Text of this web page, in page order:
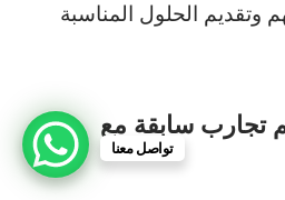
وتقديم الحلول المناسبة
تجارب سابقة مع
تواصل معنا